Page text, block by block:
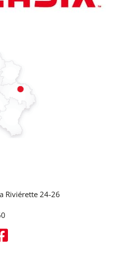
Riviérette 24-26